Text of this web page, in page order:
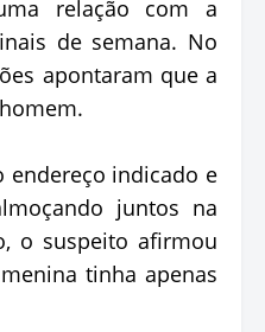
relação com a
de semana. No
apontaram que a
endereço indicado e
juntos na
o suspeito afirmou
tinha apenas